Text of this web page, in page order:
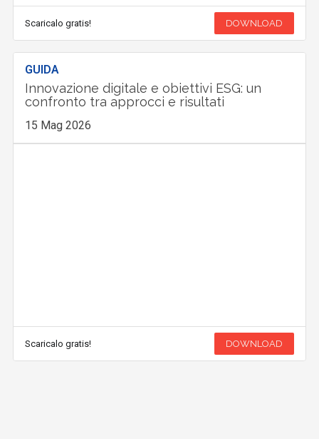
Scaricalo gratis! DOWNLOAD
GUIDA
Innovazione digitale e obiettivi ESG: un
confronto tra approcci e risultati
15 Mag 2026
Scaricalo gratis! DOWNLOAD